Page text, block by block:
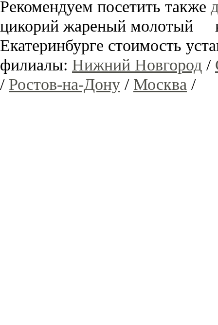
Рекомендуем посетить также
цикорий жареный молотый
Екатеринбурге стоимость
филиалы: Нижний Новгород /
/ Ростов-на-Дону / Москва /